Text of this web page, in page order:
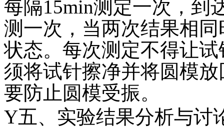
每隔15min测定一次，到
测一次，当两次结果相
状态。每次测定不得让
须将试针擦净并将圆模
要防止圆模受振。
Y五、实验结果分析与讨